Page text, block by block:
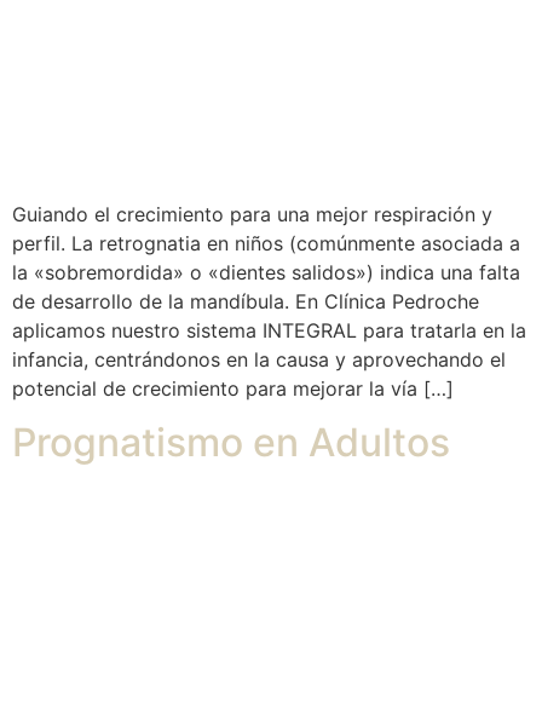
Guiando el crecimiento para una mejor respiración y
perfil. La retrognatia en niños (comúnmente asociada a
la «sobremordida» o «dientes salidos») indica una falta
de desarrollo de la mandíbula. En Clínica Pedroche
aplicamos nuestro sistema INTEGRAL para tratarla en la
infancia, centrándonos en la causa y aprovechando el
potencial de crecimiento para mejorar la vía […]
Prognatismo en Adultos